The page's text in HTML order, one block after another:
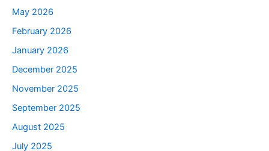
May 2026
February 2026
January 2026
December 2025
November 2025
September 2025
August 2025
July 2025